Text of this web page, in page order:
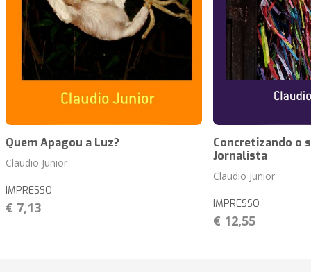
Quem Apagou a Luz?
Claudio Junior
IMPRESSO
€ 7,13
Concretizando o
Jornalista
Claudio Junior
IMPRESSO
€ 12,55